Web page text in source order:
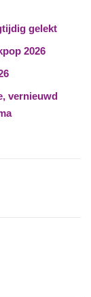
gelekt
2026
vernieuwd